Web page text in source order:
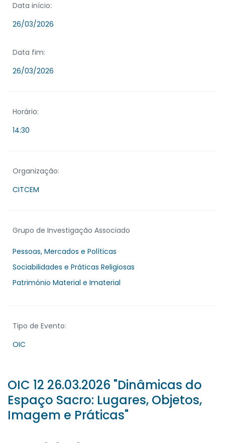
Data início:
26/03/2026
Data fim:
26/03/2026
Horário:
14:30
Organização:
CITCEM
Grupo de Investigação Associado
Pessoas, Mercados e Políticas
Sociabilidades e Práticas Religiosas
Património Material e Imaterial
Tipo de Evento:
OIC
OIC 12 26.03.2026 "Dinâmicas do
Espaço Sacro: Lugares, Objetos,
Imagem e Práticas"